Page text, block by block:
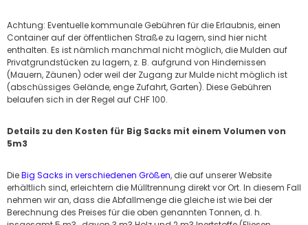
Achtung: Eventuelle kommunale Gebühren für die Erlaubnis, einen
Container auf der öffentlichen Straße zu lagern, sind hier nicht
enthalten. Es ist nämlich manchmal nicht möglich, die Mulden auf
Privatgrundstücken zu lagern, z. B. aufgrund von Hindernissen
(Mauern, Zäunen) oder weil der Zugang zur Mulde nicht möglich ist
(abschüssiges Gelände, enge Zufahrt, Garten). Diese Gebühren
belaufen sich in der Regel auf CHF 100.
Details zu den Kosten für Big Sacks mit einem Volumen von
5m3
DieBig Sacks in verschiedenen Größen, die auf unserer Website
erhältlich sind, erleichtern die Mülltrennung direkt vor Ort. In diesem Fall
nehmen wir an, dass die Abfallmenge die gleiche ist wie bei der
Berechnung des Preises für die oben genannten Tonnen, d. h.